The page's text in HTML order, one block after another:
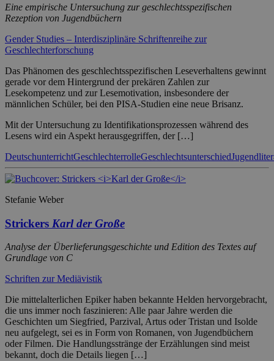
Eine empirische Untersuchung zur geschlechtsspezifischen
Rezeption von Jugendbüchern
Gender Studies – Interdisziplinäre Schriftenreihe zur
Geschlechterforschung
Das Phänomen des geschlechtsspezifischen Leseverhaltens gewinnt
gerade vor dem Hintergrund der prekären Zahlen zur
Lesekompetenz und zur Lesemotivation, insbesondere der
männlichen Schüler, bei den PISA-Studien eine neue Brisanz.
Mit der Untersuchung zu Identifikationsprozessen während des
Lesens wird ein Aspekt herausgegriffen, der […]
DeutschunterrichtGeschlechterrolleGeschlechtsunterschied
Stefanie Weber
Strickers Karl der Große
Analyse der Überlieferungsgeschichte und Edition des Textes auf
Grundlage von C
Schriften zur Mediävistik
Die mittelalterlichen Epiker haben bekannte Helden hervorgebracht,
die uns immer noch faszinieren: Alle paar Jahre werden die
Geschichten um Siegfried, Parzival, Artus oder Tristan und Isolde
neu aufgelegt, sei es in Form von Romanen, von Jugendbüchern
oder Filmen. Die Handlungsstränge der Erzählungen sind meist
bekannt, doch die Details liegen […]